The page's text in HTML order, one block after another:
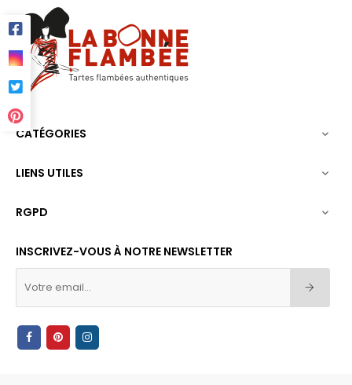
CATÉGORIES 
LIENS UTILES 
RGPD 
INSCRIVEZ-VOUS À NOTRE NEWSLETTER